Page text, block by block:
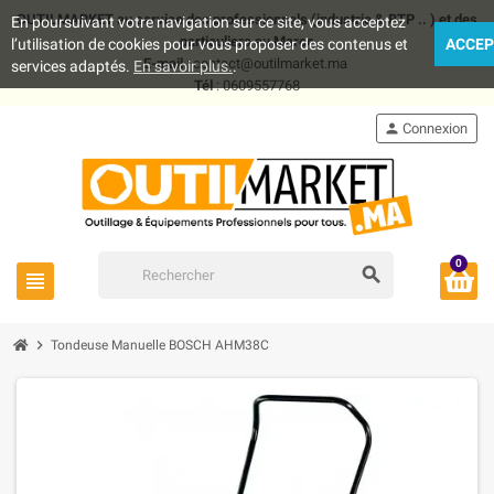
OUTILMARKET au service des professionnels (industrie & BTP .. ) et des
particuliers au Maroc
E-mail: contact@outilmarket.ma
Tél: 0609557768
view_headline search
person Connexion
0
chevron_right Tondeuse Manuelle BOSCH AHM38C
En poursuivant votre navigation sur ce site, vous acceptez
l’utilisation de cookies pour vous proposer des contenus et
services adaptés. En savoir plus..